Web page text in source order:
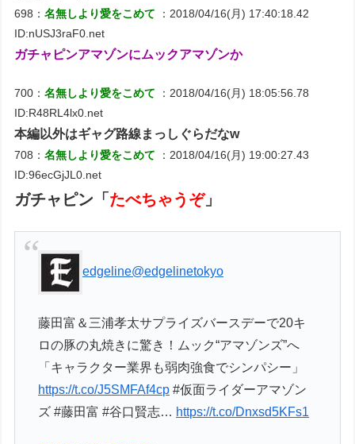
698：名無しより愛をこめて
：2018/04/16(月) 17:40:18.42
ID:nUSJ3raF0.net
ガチャピンアマゾンにムックアマゾンか
700：名無しより愛をこめて
：2018/04/16(月) 18:05:56.78
ID:R48RL4lx0.net
本編以外はギャグ路線まっしぐらだなw
708：名無しより愛をこめて
：2018/04/16(月) 19:00:27.43
ID:96ecGjJL0.net
ガチャピン「 たべちゃうぞ」
edgeline@edgelinetokyo
藤田富＆三浦孝太サプライズバースデーで20キ
ロの豚の丸焼きに驚き！ムック“アマゾンズ”へ
「キャラクター業界も弱肉強食でシンパシー」
https://t.co/J5SMFAf4cp #仮面ライダーアマゾン
ズ #藤田富 #谷口賢志… https://t.co/Dnxsd5KFs1